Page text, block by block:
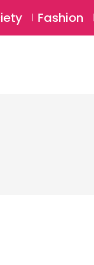
Login
Fashion